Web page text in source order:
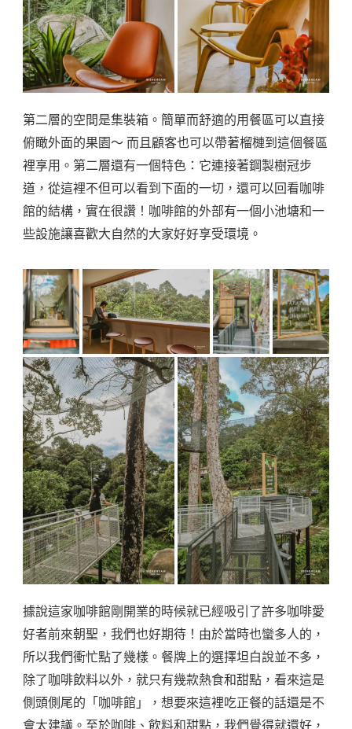
第二層的空間是集裝箱。簡單而舒適的用餐區可以直接
俯瞰外面的果園～ 而且顧客也可以帶著榴槤到這個餐區
裡享用。第二層還有一個特色：它連接著鋼製樹冠步
道，從這裡不但可以看到下面的一切，還可以回看咖啡
館的結構，實在很讚！咖啡館的外部有一個小池塘和一
些設施讓喜歡大自然的大家好好享受環境。
據說這家咖啡館剛開業的時候就已經吸引了許多咖啡愛
好者前來朝聖，我們也好期待！由於當時也蠻多人的，
所以我們衝忙點了幾樣。餐牌上的選擇坦白說並不多，
除了咖啡飲料以外，就只有幾款熱食和甜點，看來這是
側頭側尾的「咖啡館」，想要來這裡吃正餐的話還是不
會太建議。至於咖啡、飲料和甜點，我們覺得就還好，